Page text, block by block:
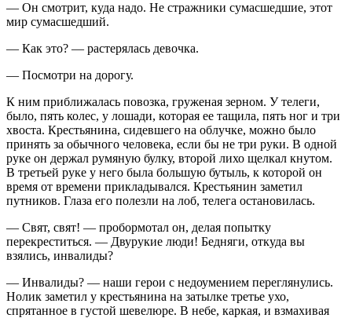
— Он смотрит, куда надо. Не стражники сумасшедшие, этот
мир сумасшедший.
— Как это? — растерялась девочка.
— Посмотри на дорогу.
К ним приближалась повозка, груженая зерном. У телеги,
было, пять колес, у лошади, которая ее тащила, пять ног и три
хвоста. Крестьянина, сидевшего на облучке, можно было
принять за обычного человека, если бы не три руки. В одной
руке он держал румяную булку, второй лихо щелкал кнутом.
В третьей руке у него была большую бутыль, к которой он
время от времени прикладывался. Крестьянин заметил
путников. Глаза его полезли на лоб, телега остановилась.
— Свят, свят! — пробормотал он, делая попытку
перекреститься. — Двурукие люди! Бедняги, откуда вы
взялись, инвалиды?
— Инвалиды? — наши герои с недоумением переглянулись.
Нолик заметил у крестьянина на затылке третье ухо,
спрятанное в густой шевелюре. В небе, каркая, и взмахивая